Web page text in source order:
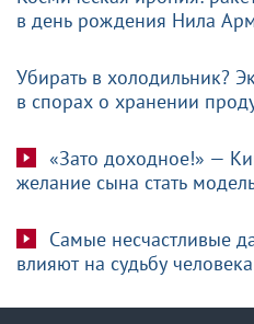
в день рождения Нила
Убирать в холодильник?
в спорах о хранении
«Зато доходное!» —
желание сына стать
Самые несчастливые
влияют на судьбу человека